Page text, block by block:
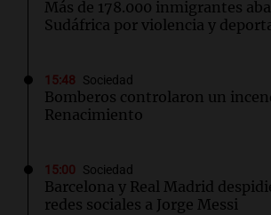
Más de 178.000 inmigrantes
Sudáfrica por violencia y
15:48 Sociedad
Bomberos controlaron un
Renacimiento
15:00 Sociedad
Barcelona y Real Madrid
redes sociales a Jorge Messi